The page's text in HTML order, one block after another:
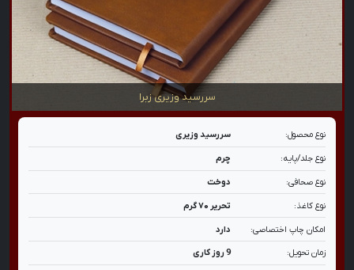
سررسید وزیری زبرا
نوع محصول: سررسید وزیری
نوع جلد/پایه: چرم
نوع صحافی: دوخت
نوع کاغذ: تحریر ۷۰ گرم
امکان چاپ اختصاصی: دارد
زمان تحویل: 9 روز کاری